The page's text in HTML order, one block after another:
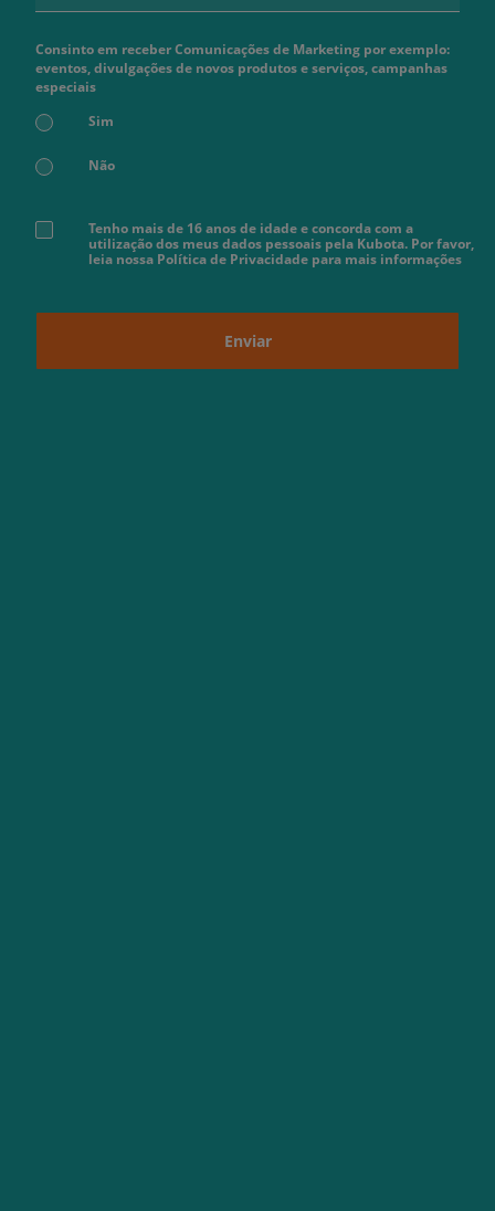
Consinto em receber Comunicações de Marketing por exemplo:
eventos, divulgações de novos produtos e serviços, campanhas
especiais
Sim
Não
Tenho mais de 16 anos de idade e concorda com a
utilização dos meus dados pessoais pela Kubota. Por favor,
leia nossa Política de Privacidade para mais informações
Enviar